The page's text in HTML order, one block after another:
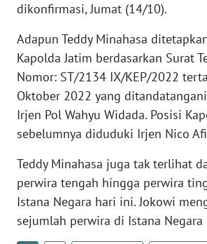
dikonfirmasi, Jumat (14/10).
Adapun Teddy Minahasa
Kapolda Jatim berdasarkan Surat
Nomor: ST/2134 IX/KEP/2022
Oktober 2022 yang
Irjen Pol Wahyu Widada. Posisi
sebelumnya diduduki Irjen Nico
Teddy Minahasa juga tak terlihat
perwira tengah hingga perwira
Istana Negara hari ini. Jokowi
sejumlah perwira di Istana
JABAR
WN
BANTEN
WN
WN
KEPRI